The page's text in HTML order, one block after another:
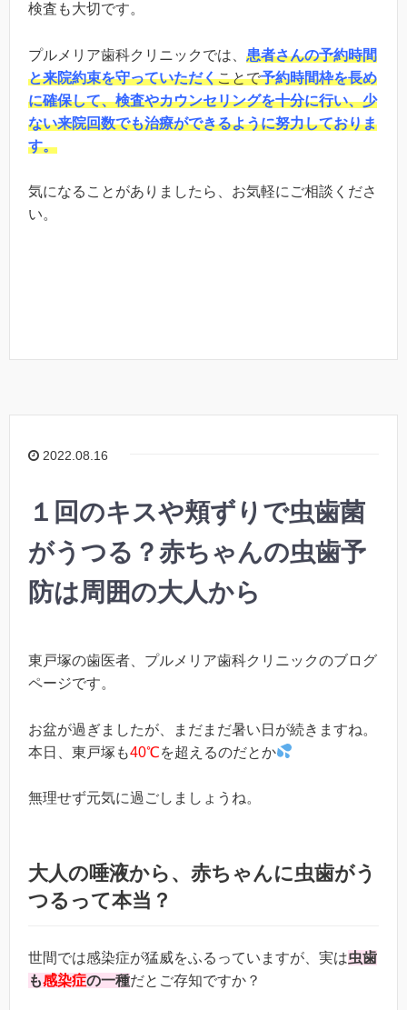
検査も大切です。
プルメリア歯科クリニックでは、 患者さんの予約時間
と来院約束を守っていただくことで予約時間枠を長め
に確保して、検査やカウンセリングを十分に行い、少
ない来院回数でも治療ができるように努力しておりま
す。
気になることがありましたら、お気軽にご相談くださ
い。
2022.08.16
１回のキスや頬ずりで虫歯菌
がうつる？赤ちゃんの虫歯予
防は周囲の大人から
東戸塚の歯医者、プルメリア歯科クリニックのブログ
ページです。
お盆が過ぎましたが、まだまだ暑い日が続きますね。
本日、東戸塚も40℃を超えるのだとか
無理せず元気に過ごしましょうね。
大人の唾液から、赤ちゃんに虫歯がう
つるって本当？
世間では感染症が猛威をふるっていますが、実は虫歯
も感染症の一種だとご存知ですか？